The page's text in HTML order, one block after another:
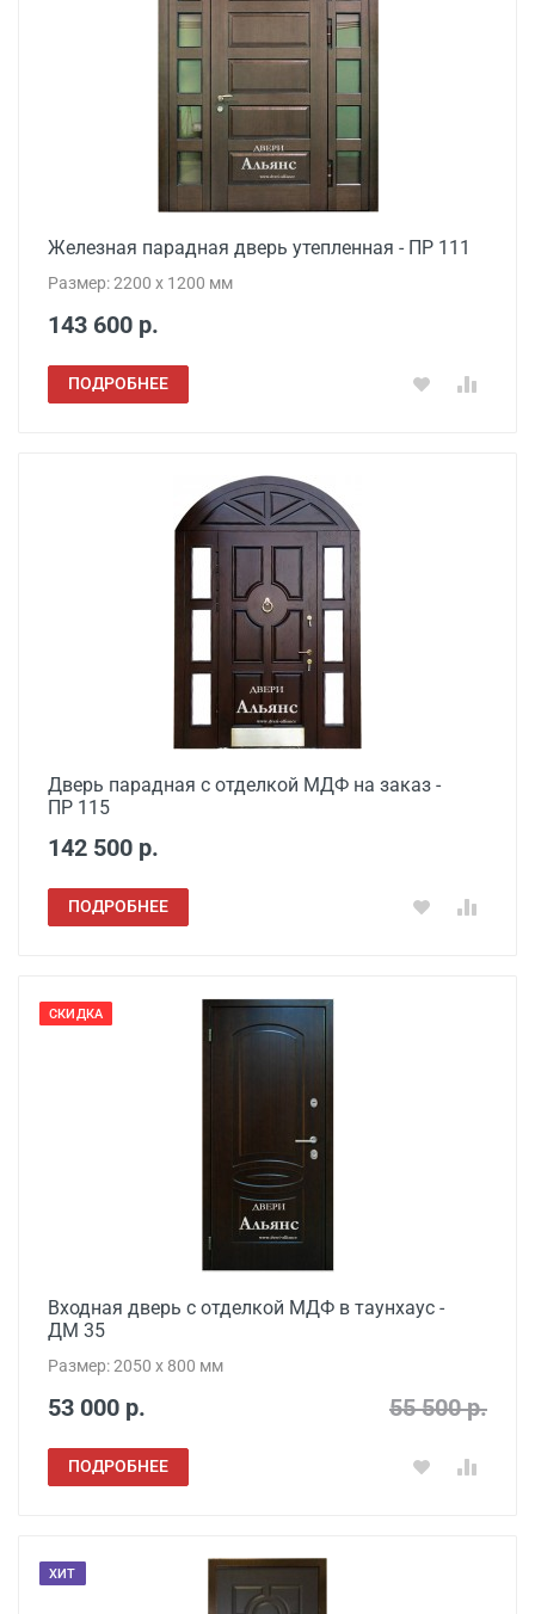
Железная парадная дверь утепленная - ПР 111
Размер: 2200 x 1200 мм
143 600 р.
ПОДРОБНЕЕ
Дверь парадная с отделкой МДФ на заказ -
ПР 115
142 500 р.
ПОДРОБНЕЕ
СКИДКА
Входная дверь с отделкой МДФ в таунхаус -
ДМ 35
Размер: 2050 x 800 мм
53 000 р. 55 500 р.
ПОДРОБНЕЕ
ХИТ